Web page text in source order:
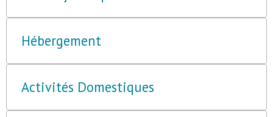
Hébergement
Activités Domestiques